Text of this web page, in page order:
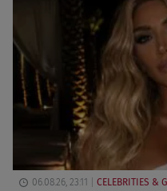
06.08.26, 23:11 CELEBRITIES &